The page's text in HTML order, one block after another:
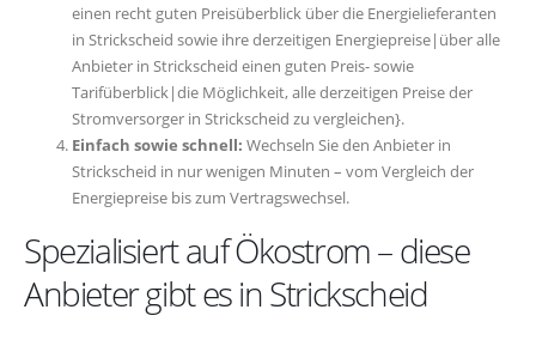
einen recht guten Preisüberblick über die Energielieferanten
in Strickscheid sowie ihre derzeitigen Energiepreise|über alle
Anbieter in Strickscheid einen guten Preis- sowie
Tarifüberblick|die Möglichkeit, alle derzeitigen Preise der
Stromversorger in Strickscheid zu vergleichen}.
Einfach sowie schnell: Wechseln Sie den Anbieter in
Strickscheid in nur wenigen Minuten – vom Vergleich der
Energiepreise bis zum Vertragswechsel.
Spezialisiert auf Ökostrom – diese
Anbieter gibt es in Strickscheid